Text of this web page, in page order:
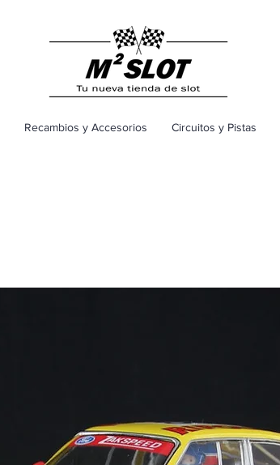
Recambios y Accesorios Circuitos y Pistas